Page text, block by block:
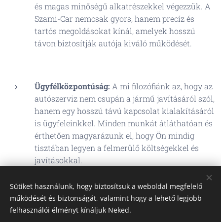
és magas minőségű alkatrészekkel végezzük. A
Szami-Car nemcsak gyors, hanem precíz és
tartós megoldásokat kínál, amelyek hosszú
távon biztosítják autója kiváló működését.
Ügyfélközpontúság: A mi filozófiánk az, hogy az
autószerviz nem csupán a jármű javításáról szól,
hanem egy hosszú távú kapcsolat kialakításáról
is ügyfeleinkkel. Minden munkát átláthatóan és
érthetően magyarázunk el, hogy Ön mindig
tisztában legyen a felmerülő költségekkel és
javításokkal.
Sütiket használunk, hogy biztosítsuk a weboldal megfelelő
működését és biztonságát, valamint hogy a lehető legjobb
felhasználói élményt kínáljuk Neked.